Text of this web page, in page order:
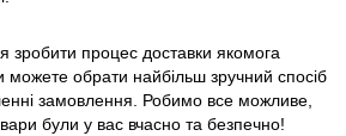
зробити процес доставки якомога
обрати найбільш зручний спосіб
замовлення. Робимо все можливе,
були у вас вчасно та безпечно!